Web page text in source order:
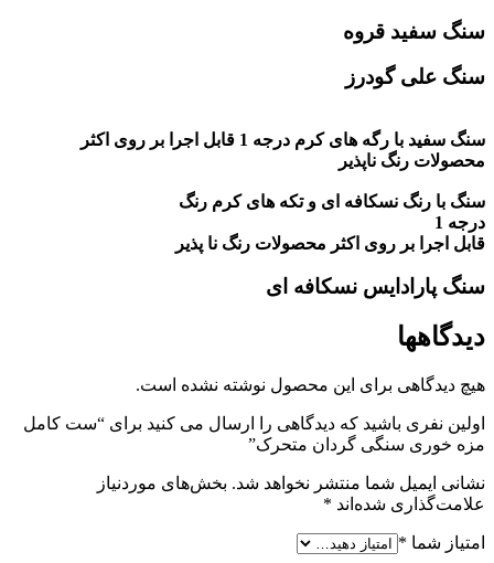
سنگ سفید قروه
سنگ علی گودرز
سنگ سفید با رگه های کرم درجه 1 قابل اجرا بر روی اکثر
محصولات رنگ ناپذیر
سنگ با رنگ نسکافه ای و تکه های کرم رنگ
درجه 1
قابل اجرا بر روی اکثر محصولات رنگ نا پذیر
سنگ پارادایس نسکافه ای
دیدگاهها
هیچ دیدگاهی برای این محصول نوشته نشده است.
اولین نفری باشید که دیدگاهی را ارسال می کنید برای “ست کامل
مزه خوری سنگی گردان متحرک”
نشانی ایمیل شما منتشر نخواهد شد. بخش‌های موردنیاز
علامت‌گذاری شده‌اند *
امتیاز شما *